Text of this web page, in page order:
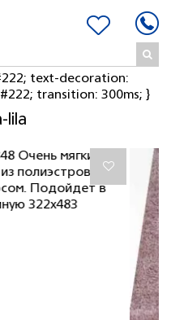
text-decoration:
transition: 300ms; }
lila